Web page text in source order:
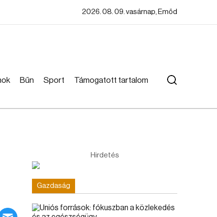
2026. 08. 09. vasárnap, Emőd
Bűn Sport Támogatott tartalom
Hirdetés
Gazdaság